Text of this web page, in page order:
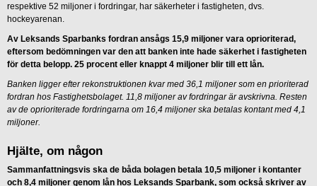
respektive 52 miljoner i fordringar, har säkerheter i fastigheten, dvs.
hockeyarenan.
Av Leksands Sparbanks fordran ansågs 15,9 miljoner vara oprioriterad,
eftersom bedömningen var den att banken inte hade säkerhet i fastigheten
för detta belopp. 25 procent eller knappt 4 miljoner blir till ett lån.
Banken ligger efter rekonstruktionen kvar med 36,1 miljoner som en prioriterad
fordran hos Fastighetsbolaget. 11,8 miljoner av fordringar är avskrivna. Resten
av de oprioriterade fordringarna om 16,4 miljoner ska betalas kontant med 4,1
miljoner.
Hjälte, om någon
Sammanfattningsvis ska de båda bolagen betala 10,5 miljoner i kontanter
och 8,4 miljoner genom lån hos Leksands Sparbank, som också skriver av